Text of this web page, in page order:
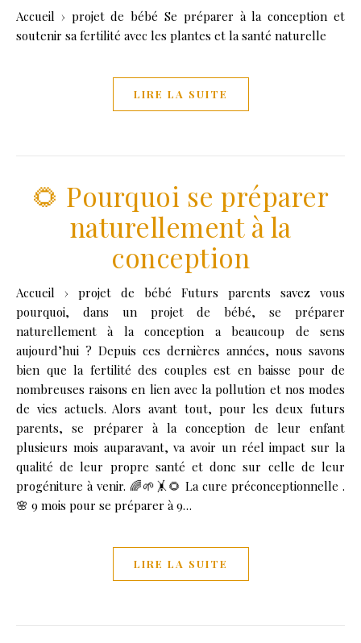
Accueil › projet de bébé Se préparer à la conception et
soutenir sa fertilité avec les plantes et la santé naturelle
LIRE LA SUITE
🌻 Pourquoi se préparer
naturellement à la
conception
Accueil › projet de bébé Futurs parents savez vous
pourquoi, dans un projet de bébé, se préparer
naturellement à la conception a beaucoup de sens
aujourd’hui ? Depuis ces dernières années, nous savons
bien que la fertilité des couples est en baisse pour de
nombreuses raisons en lien avec la pollution et nos modes
de vies actuels. Alors avant tout, pour les deux futurs
parents, se préparer à la conception de leur enfant
plusieurs mois auparavant, va avoir un réel impact sur la
qualité de leur propre santé et donc sur celle de leur
progéniture à venir. 🌈🌱🤸🌻 La cure préconceptionnelle .
🌸 9 mois pour se préparer à 9…
LIRE LA SUITE